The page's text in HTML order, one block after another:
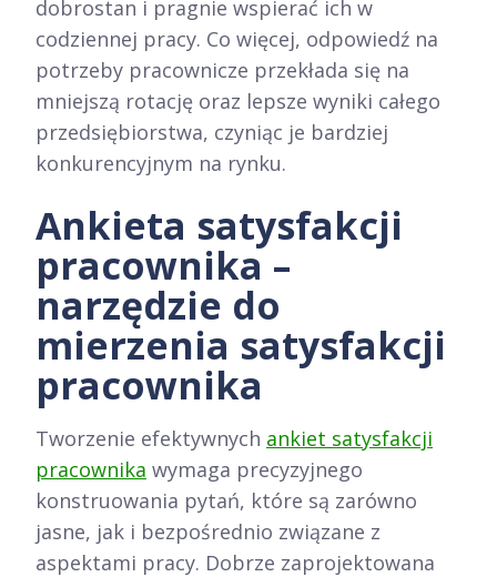
dobrostan i pragnie wspierać ich w
codziennej pracy. Co więcej, odpowiedź na
potrzeby pracownicze przekłada się na
mniejszą rotację oraz lepsze wyniki całego
przedsiębiorstwa, czyniąc je bardziej
konkurencyjnym na rynku.
Ankieta satysfakcji
pracownika –
narzędzie do
mierzenia satysfakcji
pracownika
Tworzenie efektywnych ankiet satysfakcji
pracownika wymaga precyzyjnego
konstruowania pytań, które są zarówno
jasne, jak i bezpośrednio związane z
aspektami pracy. Dobrze zaprojektowana